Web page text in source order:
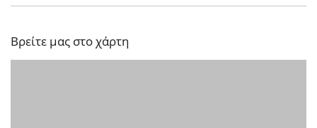
Βρείτε μας στο χάρτη